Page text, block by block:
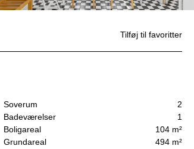
Soverum
2
Badeværelser
1
Boligareal
104 m²
Grundareal
494 m²
Tilføj til favoritter